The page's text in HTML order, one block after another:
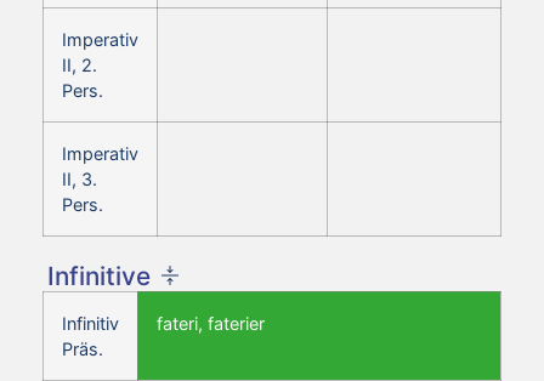
Imperativ
II, 2.
Pers.
Imperativ
II, 3.
Pers.
Infinitive
Infinitiv
Präs.
fateri, faterier